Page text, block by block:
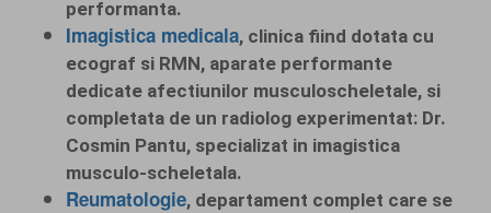
performanta.
Imagistica medicala, clinica fiind dotata cu
ecograf si RMN, aparate performante
dedicate afectiunilor musculoscheletale, si
completata de un radiolog experimentat: Dr.
Cosmin Pantu, specializat in imagistica
musculo-scheletala.
Reumatologie, departament complet care se